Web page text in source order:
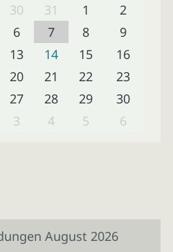
30 31 1
2
6 7 8
9
13 14 15
16
20 21 22
23
27 28 29
30
3 4 5 6
August 2026